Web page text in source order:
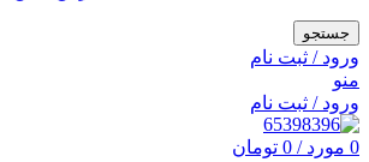
جستجو
ورود / ثبت نام
منو
ورود / ثبت نام
0 مورد /
0 تومان